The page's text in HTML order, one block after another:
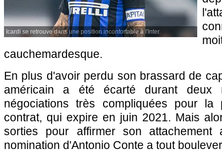
Icardi se retrouve dans une position inconfortable à l'Inter.
cauchemardesque.
En plus d'avoir perdu son brassard de
américain a été écarté durant
négociations très compliquées pour la
contrat, qui expire en juin 2021. Mais
sorties pour affirmer son
nomination d'Antonio Conte a tout